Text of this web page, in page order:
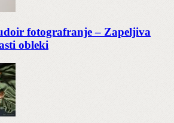
fotografranje – Zapeljiva
obleki